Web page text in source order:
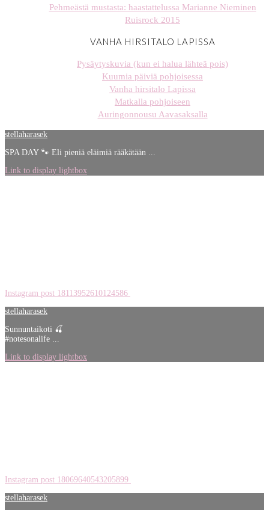
Pehmeästä mustasta: haastattelussa Marianne Nieminen
Ruisrock 2015
VANHA HIRSITALO LAPISSA
Pysäytyskuvia (kun ei halua lähteä pois)
Kuumia päiviä pohjoisessa
Vanha hirsitalo Lapissa
Matkalla pohjoiseen
Auringonnousu Aavasaksalla
stellaharasek
SPA DAY 🐾 Eli pieniä eläimiä rääkätään ...
Link to display lightbox
Instagram post 18113952610124586
stellaharasek
Sunnuntaikoti 🍒
#notesonalife ...
Link to display lightbox
Instagram post 18069640543205899
stellaharasek